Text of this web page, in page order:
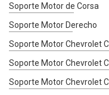
Soporte Motor de Corsa
Soporte Motor Derecho
Soporte Motor Chevrolet
Soporte Motor Chevrolet
Soporte Motor Chevrolet